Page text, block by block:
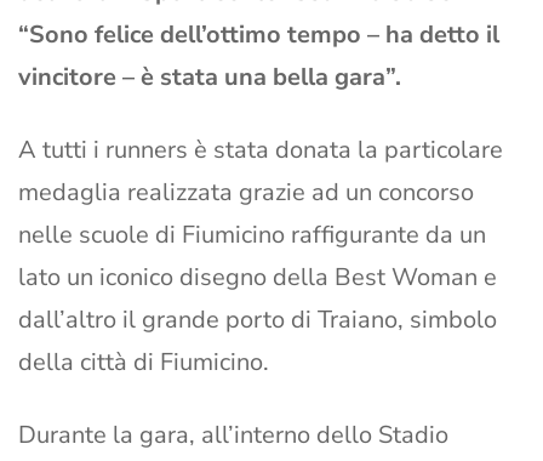
“Sono felice dell’ottimo tempo – ha detto il
vincitore – è stata una bella gara”.
A tutti i runners è stata donata la particolare
medaglia realizzata grazie ad un concorso
nelle scuole di Fiumicino raffigurante da un
lato un iconico disegno della Best Woman e
dall’altro il grande porto di Traiano, simbolo
della città di Fiumicino.
Durante la gara, all’interno dello Stadio